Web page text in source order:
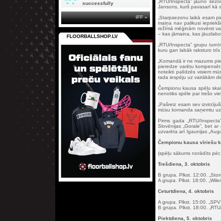
„RTU/Inspecta” jauno
Jansons, kurš pavasarī kā
„Starpsezonu laikā esam
maiņa nav palikusi
režīmā mēģinām novērst
– kas jāmaina, kas
„RTU/Inspecta” grupu
kuru gan labāk raksturo
„Komandā ir ne mazums
pieredze varētu
noteikti palīdzēs visiem
rada iespēju uz vairākām
Čempionu kausa spēļu
nenotiks spēle par trešo
„Pašreiz esam sev
mūsu komanda saņemtu
Pirms gada „RTU/
Slovēnijas „Gorale”, bet
uzvarēta arī Igaunijas
Čempionu kausa vīriešu
(spēļu sākums norādīts
Trešdiena, 3. oktobris
B grupa. Plkst. 12:00.
A grupa. Plkst. 18:00.
Ceturtdiena, 4. oktobris
A grupa. Plkst. 15:00.
B grupa. Plkst. 18:00.
Piektdiena, 5. oktobris
successfully
IFF »
FLOORBALLSHOP.LV